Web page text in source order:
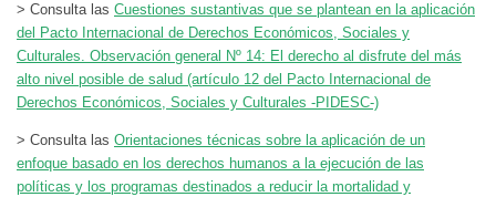
> Consulta las Cuestiones sustantivas que se plantean en la aplicación
del Pacto Internacional de Derechos Económicos, Sociales y
Culturales. Observación general Nº 14: El derecho al disfrute del más
alto nivel posible de salud (artículo 12 del Pacto Internacional de
Derechos Económicos, Sociales y Culturales -PIDESC-)
> Consulta las Orientaciones técnicas sobre la aplicación de un
enfoque basado en los derechos humanos a la ejecución de las
políticas y los programas destinados a reducir la mortalidad y